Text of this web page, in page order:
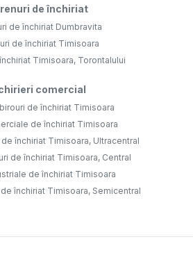
de închiriat
de închiriat Dumbravita
de închiriat Timisoara
Timisoara, Torontalului
comercial
de închiriat Timisoara
de închiriat Timisoara
închiriat Timisoara, Ultracentral
de închiriat Timisoara, Central
de închiriat Timisoara
închiriat Timisoara, Semicentral